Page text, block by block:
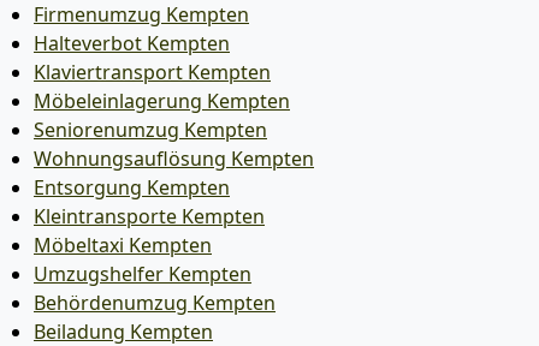
Firmenumzug Kempten
Halteverbot Kempten
Klaviertransport Kempten
Möbeleinlagerung Kempten
Seniorenumzug Kempten
Wohnungsauflösung Kempten
Entsorgung Kempten
Kleintransporte Kempten
Möbeltaxi Kempten
Umzugshelfer Kempten
Behördenumzug Kempten
Beiladung Kempten